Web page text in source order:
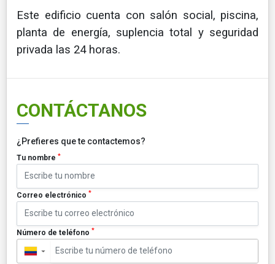
Este edificio cuenta con salón social, piscina,
planta de energía, suplencia total y seguridad
privada las 24 horas.
CONTÁCTANOS
¿Prefieres que te contactemos?
Tu nombre *
Correo electrónico *
Número de teléfono *
▼